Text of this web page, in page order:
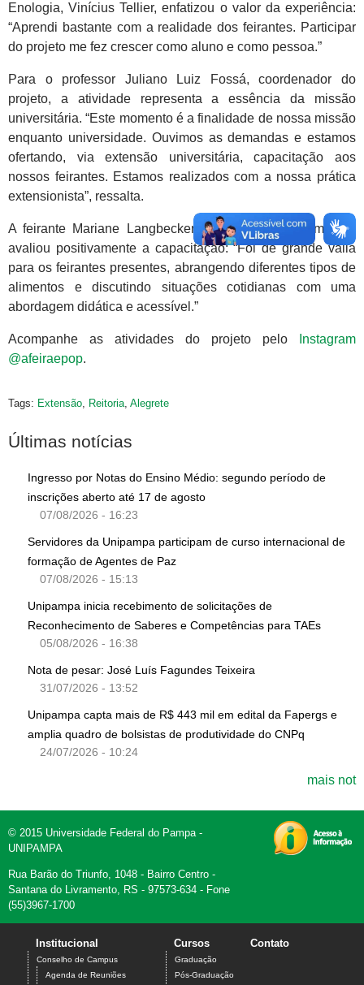
Enologia, Vinícius Tellier, enfatizou o valor da experiência:
“Aprendi bastante com a realidade dos feirantes. Participar
do projeto me fez crescer como aluno e como pessoa.”
Para o professor Juliano Luiz Fossá, coordenador do
projeto, a atividade representa a essência da missão
universitária. “Este momento é a finalidade de nossa missão
enquanto universidade. Ouvimos as demandas e estamos
ofertando, via extensão universitária, capacitação aos
nossos feirantes. Estamos realizados com a nossa prática
extensionista”, ressalta.
A feirante Mariane Langbecker, participante da formação,
avaliou positivamente a capacitação: “Foi de grande valia
para os feirantes presentes, abrangendo diferentes tipos de
alimentos e discutindo situações cotidianas com uma
abordagem didática e acessível.”
Acompanhe as atividades do projeto pelo
Instagram
@afeiraepop.
Tags: Extensão, Reitoria, Alegrete
Últimas notícias
Ingresso por Notas do Ensino Médio: segundo período de
inscrições aberto até 17 de agosto
07/08/2026 - 16:23
Servidores da Unipampa participam de curso internacional de
formação de Agentes de Paz
07/08/2026 - 15:13
Unipampa inicia recebimento de solicitações de
Reconhecimento de Saberes e Competências para TAEs
05/08/2026 - 16:38
Nota de pesar: José Luís Fagundes Teixeira
31/07/2026 - 13:52
Unipampa capta mais de R$ 443 mil em edital da Fapergs e
amplia quadro de bolsistas de produtividade do CNPq
24/07/2026 - 10:24
mais not
© 2015 Universidade Federal do Pampa -
UNIPAMPA
Rua Barão do Triunfo, 1048 - Bairro Centro -
Santana do Livramento, RS - 97573-634 - Fone
(55)3967-1700
Institucional
Conselho de Campus
Agenda de Reuniões
Cursos
Graduação
Pós-Graduação
Contato